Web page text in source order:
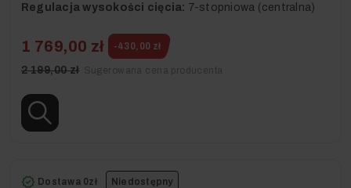
Regulacja wysokości cięcia: 7-stopniowa (centralna)
1 769,00 zł -430,00 zł
2 199,00 zł
Niedostępny
Dostawa 0zł